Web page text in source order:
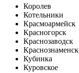
Королев
Котельники
Красмоармейск
Красногорск
Краснозаводск
Краснознаменск
Кубинка
Куровское